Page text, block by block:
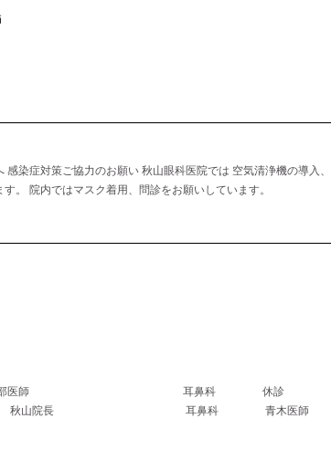
感染症対策ご協力のお願い 秋山眼科医院では 空気清浄機の導入
。 院内ではマスク着用、問診をお願いしています。
・阿部医師 耳鼻科 休診 糖
科 秋山院長 耳鼻科 青木